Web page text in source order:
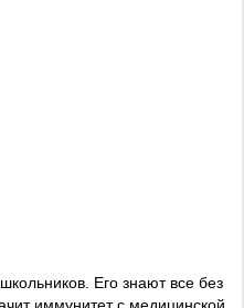
Его знают все без